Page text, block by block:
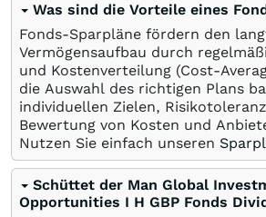
Was sind die Vorteile eines
Fonds-Sparpläne fördern den
Vermögensaufbau durch
und Kostenverteilung (Cost-
die Auswahl des richtigen Plans
individuellen Zielen,
Bewertung von Kosten und
Nutzen Sie einfach unseren
Schüttet der Man Global
Opportunities I H GBP Fonds